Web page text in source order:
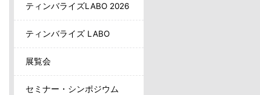
ティンバライズLABO 2026
ティンバライズ LABO
展覧会
セミナー・シンポジウム